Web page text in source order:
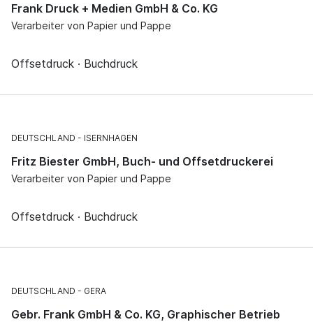
Frank Druck + Medien GmbH & Co. KG
Verarbeiter von Papier und Pappe
Offsetdruck · Buchdruck
DEUTSCHLAND ISERNHAGEN
Fritz Biester GmbH, Buch- und Offsetdruckerei
Verarbeiter von Papier und Pappe
Offsetdruck · Buchdruck
DEUTSCHLAND GERA
Gebr. Frank GmbH & Co. KG, Graphischer Betrieb